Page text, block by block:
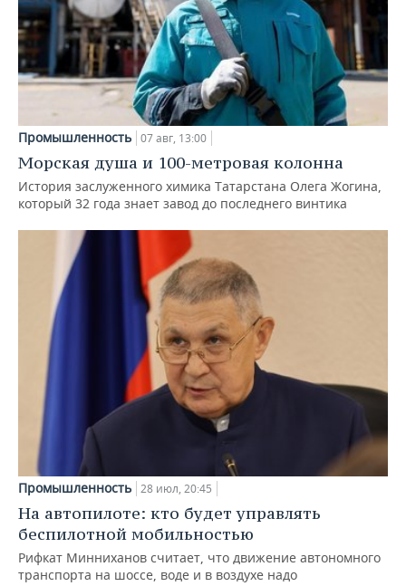
Промышленность 07 авг, 13:00
Морская душа и 100-метровая колонна
История заслуженного химика Татарстана Олега Жогина,
который 32 года знает завод до последнего винтика
Промышленность 28 июл, 20:45
На автопилоте: кто будет управлять
беспилотной мобильностью
Рифкат Минниханов считает, что движение автономного
транспорта на шоссе, воде и в воздухе надо